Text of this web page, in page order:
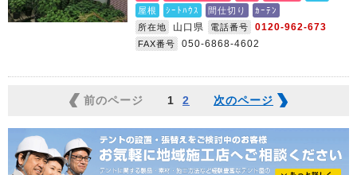
屋根
ｼｰﾄﾊｳｽ 間仕切り
ｶｰﾃﾝ
所在地
山口県 電話番号 0120-962-673
FAX番号 050-6868-4602
前のページ 1 2 次のページ